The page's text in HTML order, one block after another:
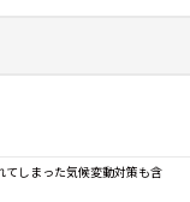
てしまった気候変動対策も含